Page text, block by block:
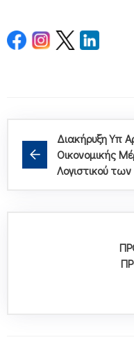
Διακήρυξη Υπ
Οικονομικής
Λογιστικού